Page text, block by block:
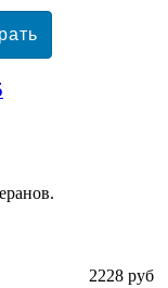
2228 руб